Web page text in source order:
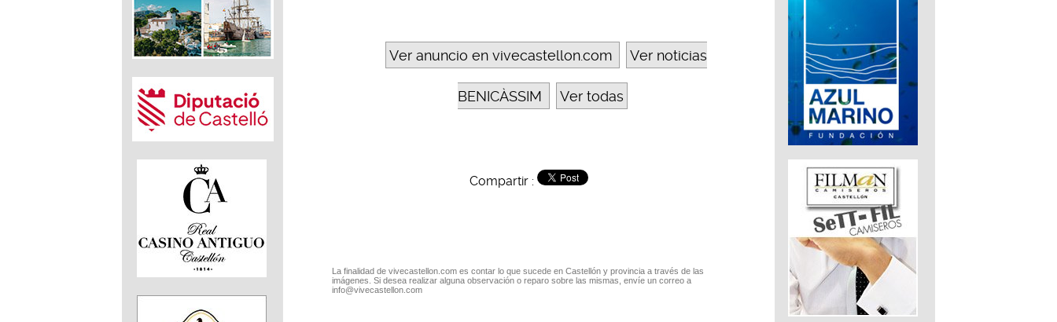
Ver anuncio en vivecastellon.com Ver noticias
BENICÀSSIM Ver todas
Compartir :
La finalidad de vivecastellon.com es contar lo que sucede en Castellón y provincia a través de las
imágenes. Si desea realizar alguna observación o reparo sobre las mismas, envíe un correo a
info@vivecastellon.com